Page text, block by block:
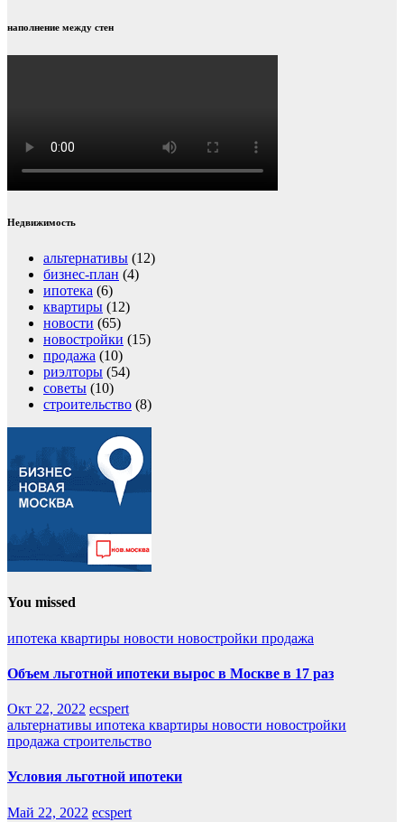
наполнение между стен
Недвижимость
альтернативы (12)
бизнес-план (4)
ипотека (6)
квартиры (12)
новости (65)
новостройки (15)
продажа (10)
риэлторы (54)
советы (10)
строительство (8)
You missed
ипотека квартиры новости новостройки продажа
Объем льготной ипотеки вырос в Москве в 17 раз
Окт 22, 2022 ecspert
альтернативы ипотека квартиры новости новостройки
продажа строительство
Условия льготной ипотеки
Май 22, 2022 ecspert